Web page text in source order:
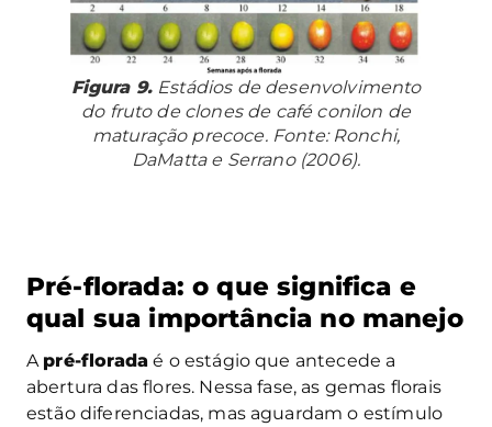
Figura 9.Estádios de desenvolvimento
do fruto de clones de café conilon de
maturação precoce. Fonte: Ronchi,
DaMatta e Serrano (2006).
Pré-florada: o que significa e
qual sua importância no manejo
A pré-florada é o estágio que antecede a
abertura das flores. Nessa fase, as gemas florais
estão diferenciadas, mas aguardam o estímulo